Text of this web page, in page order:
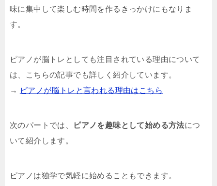
味に集中して楽しむ時間を作るきっかけにもなりま
す。
ピアノが脳トレとしても注目されている理由について
は、こちらの記事でも詳しく紹介しています。
→
ピアノが脳トレと言われる理由はこちら
次のパートでは、 ピアノを趣味として始める方法につ
いて紹介します。
ピアノは独学で気軽に始めることもできます。